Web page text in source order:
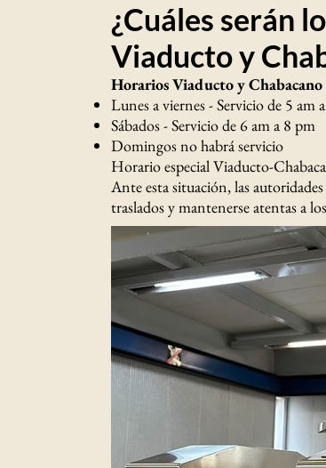
¿Cuáles serán
Viaducto y
Horarios Viaducto y Chabacano
Lunes a viernes - Servicio de 5 am
Sábados - Servicio de 6 am a 8 pm
Domingos no habrá servicio
Horario especial Viaducto-
Ante esta situación, las
traslados y mantenerse atentas a